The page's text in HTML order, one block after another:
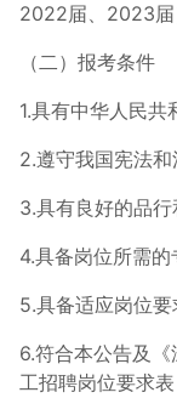
2022届、2023届
（二）报考条件
1.具有中华人民共
2.遵守我国宪法和
3.具有良好的品行
4.具备岗位所需的
5.具备适应岗位要
6.符合本公告及
工招聘岗位要求